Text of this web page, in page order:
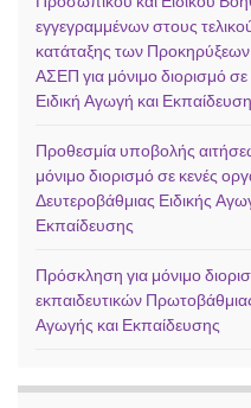
εγγεγραμμένων στους
κατάταξης των
ΑΣΕΠ για μόνιμο διορισμό σε
Ειδική Αγωγή και Εκπαίδευση
Προθεσμία υποβολής
μόνιμο διορισμό σε κενές
Δευτεροβάθμιας Ειδικής
Εκπαίδευσης
Πρόσκληση για μόνιμο
εκπαιδευτικών
Αγωγής και Εκπαίδευσης